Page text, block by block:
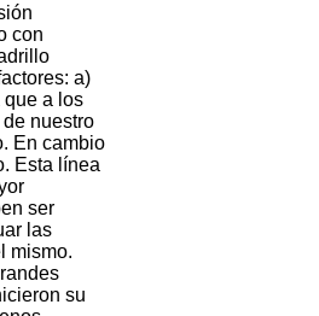
con
a)
que a los
nuestro
En cambio
Esta línea
ser
las
mismo.
su